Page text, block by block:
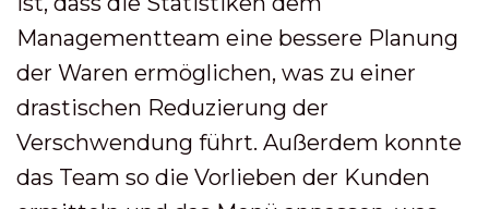
Managementteam eine bessere Planung
der Waren ermöglichen, was zu einer
drastischen Reduzierung der
Verschwendung führt. Außerdem konnte
das Team so die Vorlieben der Kunden